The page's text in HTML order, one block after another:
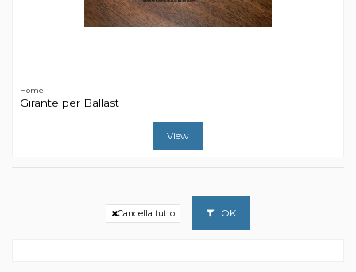
Home
Girante per Ballast
View
Cancella tutto OK